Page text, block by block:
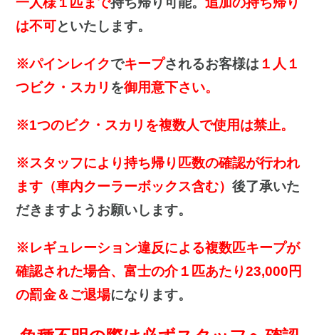
は不可といたします。
※パインレイクでキープされるお客様は １人１
つビク・スカリ を御用意下さい。
※1つのビク・スカリを複数人で使用は禁止。
※スタッフにより持ち帰り匹数の確認が行われ
ます（車内クーラーボックス含む）後了承いた
だきますようお願いします。
※レギュレーション違反による複数匹キープが
確認された場合、富士の介１匹あたり23,000円
の罰金＆ご退場になります。